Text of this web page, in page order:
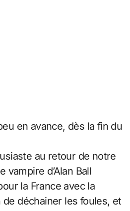
en avance, dès la fin du
au retour de notre
d’Alan Ball
la France avec la
déchainer les foules, et